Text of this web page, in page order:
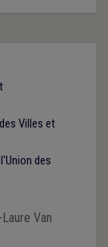
Villes et
des
Van